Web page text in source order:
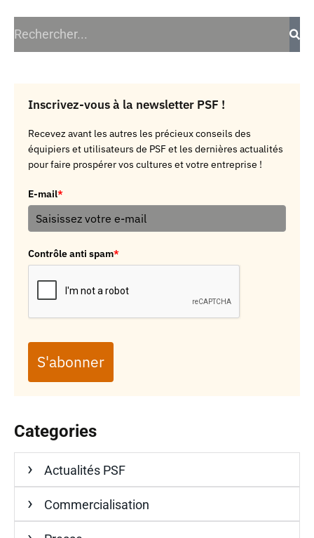
Inscrivez-vous à la newsletter PSF !
Recevez avant les autres les précieux conseils des
équipiers et utilisateurs de PSF et les dernières actualités
pour faire prospérer vos cultures et votre entreprise !
E-mail*
Contrôle anti spam*
S'abonner
Categories
Actualités PSF
Commercialisation